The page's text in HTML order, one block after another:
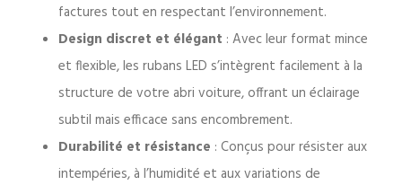
factures tout en respectant l’environnement.
Design discret et élégant : Avec leur format mince
et flexible, les rubans LED s’intègrent facilement à la
structure de votre abri voiture, offrant un éclairage
subtil mais efficace sans encombrement.
Durabilité et résistance : Conçus pour résister aux
intempéries, à l’humidité et aux variations de